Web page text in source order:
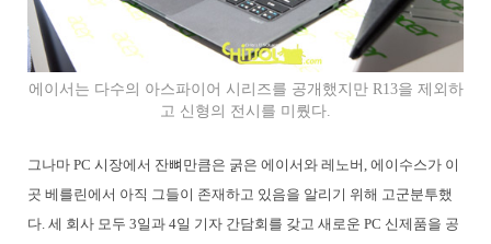
에이서는 다수의 아스파이어 시리즈를 공개했지만 R13을 제외하
고 신형의 전시를 미뤘다.
그나마 PC 시장에서 잔뼈만큼은 굵은 에이서와 레노버, 에이수스가 이
곳 베를린에서 아직 그들이 존재하고 있음을 알리기 위해 고군분투했
다. 세 회사 모두 3일과 4일 기자 간담회를 갖고 새로운 PC 신제품을 공